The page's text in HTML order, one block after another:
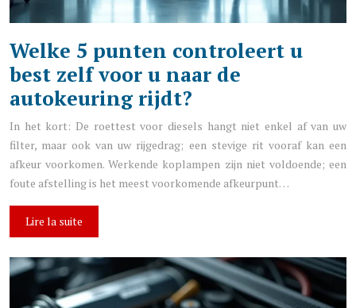
Welke 5 punten controleert u
best zelf voor u naar de
autokeuring rijdt?
In het kort: De roettest voor diesels hangt niet enkel af van uw
filter, maar ook van uw rijgedrag; een stevige rit vooraf kan een
afkeur voorkomen. Werkende koplampen zijn niet voldoende; een
foute afstelling is het meest voorkomende afkeurpunt…
Lire la suite